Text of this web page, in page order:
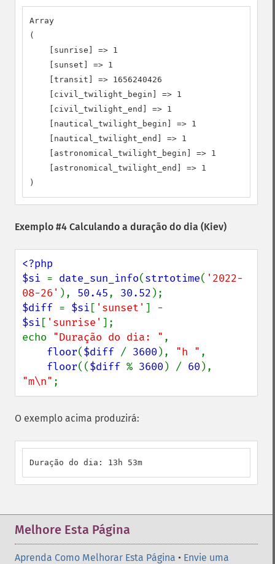
Array
(
    [sunrise] => 1
    [sunset] => 1
    [transit] => 1656240426
    [civil_twilight_begin] => 1
    [civil_twilight_end] => 1
    [nautical_twilight_begin] => 1
    [nautical_twilight_end] => 1
    [astronomical_twilight_begin] => 1
    [astronomical_twilight_end] => 1
)
Exemplo #4 Calculando a duração do dia (Kiev)
<?php
$si = date_sun_info(strtotime( '2022-
08-26' ), 50.45, 30.52
$diff = $si [ 'sunset'
$si [ 'sunrise' ];
echo "Duração do dia: " ,
floor($diff / 3600 ), "h " ,
floor(($diff % 3600 ) / 60
"m\n" ;
O exemplo acima produzirá:
Duração do dia: 13h 53m
Melhore Esta Página
Aprenda Como Melhorar Esta Página • Envie uma